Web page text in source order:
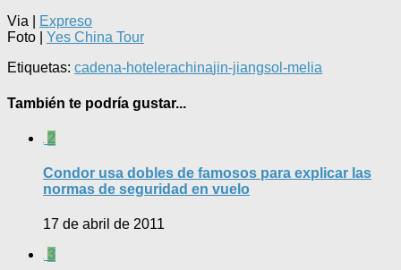
Via |
Expreso
Foto | Yes China Tour
Etiquetas: cadena-hotelerachinajin-jiangsol-melia
También te podría gustar...
2
Condor usa dobles de famosos para explicar las
normas de seguridad en vuelo
17 de abril de 2011
3